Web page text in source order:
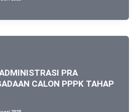
PRA
CALON PPPK TAHAP